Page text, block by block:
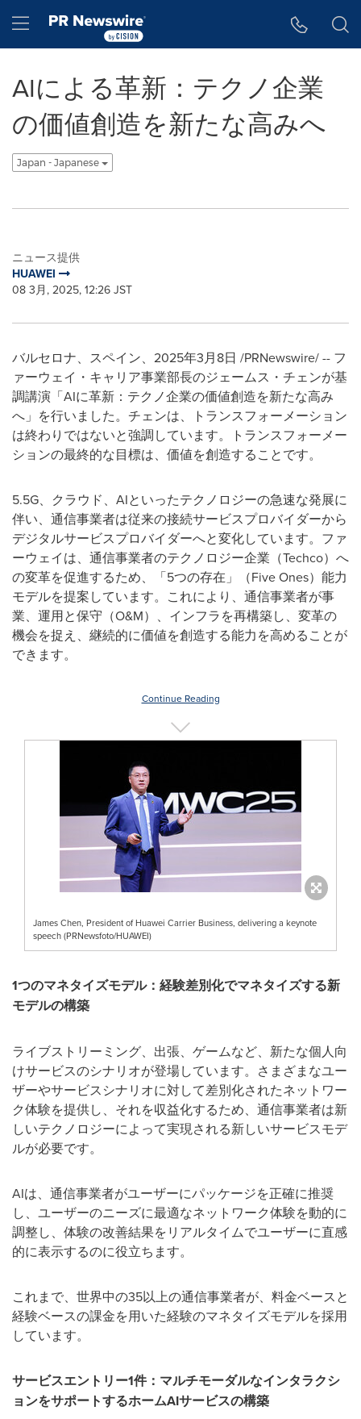
Hamburger menu
AIによる革新：テクノ企業
の価値創造を新たな高みへ
Japan - Japanese
ニュース提供
HUAWEI
08 3月, 2025, 12:26 JST
バルセロナ、スペイン、2025年3月8日 /PRNewswire/ -- フ
ァーウェイ・キャリア事業部長のジェームス・チェンが基
調講演「AIに革新：テクノ企業の価値創造を新たな高み
へ」を行いました。チェンは、トランスフォーメーション
は終わりではないと強調しています。トランスフォーメー
ションの最終的な目標は、価値を創造することです。
5.5G、クラウド、AIといったテクノロジーの急速な発展に
伴い、通信事業者は従来の接続サービスプロバイダーから
デジタルサービスプロバイダーへと変化しています。ファ
ーウェイは、通信事業者のテクノロジー企業（Techco）へ
の変革を促進するため、「5つの存在」（Five Ones）能力
モデルを提案しています。これにより、通信事業者が事
業、運用と保守（O&M）、インフラを再構築し、変革の
機会を捉え、継続的に価値を創造する能力を高めることが
できます。
Continue Reading
James Chen, President of Huawei Carrier Business, delivering a keynote
speech (PRNewsfoto/HUAWEI)
1つのマネタイズモデル：経験差別化でマネタイズする新
モデルの構築
ライブストリーミング、出張、ゲームなど、新たな個人向
けサービスのシナリオが登場しています。さまざまなユー
ザーやサービスシナリオに対して差別化されたネットワー
ク体験を提供し、それを収益化するため、通信事業者は新
しいテクノロジーによって実現される新しいサービスモデ
ルが必要です。
AIは、通信事業者がユーザーにパッケージを正確に推奨
し、ユーザーのニーズに最適なネットワーク体験を動的に
調整し、体験の改善結果をリアルタイムでユーザーに直感
的に表示するのに役立ちます。
これまで、世界中の35以上の通信事業者が、料金ベースと
経験ベースの課金を用いた経験のマネタイズモデルを採用
しています。
サービスエントリー1件：マルチモーダルなインタラクシ
ョンをサポートするホームAIサービスの構築